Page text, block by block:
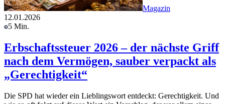
Magazin
12.01.2026
5 Min.
Erbschaftssteuer 2026 – der nächste Griff
nach dem Vermögen, sauber verpackt als
„Gerechtigkeit“
Die SPD hat wieder ein Lieblingswort entdeckt: Gerechtigkeit. Und